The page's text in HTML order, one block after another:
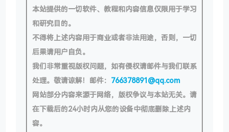
本站提供的一切软件、教程和内容信息仅限用于学习
和研究目的。
不得将上述内容用于商业或者非法用途，否则，一切
后果请用户自负。
我们非常重视版权问题，如有侵权请邮件与我们联系
处理。敬请谅解！邮件： 766378891@qq.com
网站部分内容来源于网络，版权争议与本站无关。请
在下载后的24小时内从您的设备中彻底删除上述内
容。